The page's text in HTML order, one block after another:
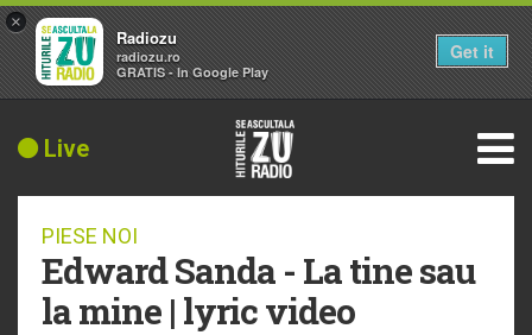
Live
PIESE NOI
Edward Sanda - La tine sau
la mine | lyric video
×
Radiozu
radiozu.ro
GRATIS - In Google Play
Get it